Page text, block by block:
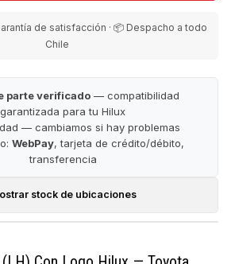
de satisfacción · 📦 Despacho a todo
Chile
parte verificado — compatibilidad
garantizada para tu Hilux
— cambiamos si hay problemas
WebPay, tarjeta de crédito/débito,
transferencia
stock de ubicaciones